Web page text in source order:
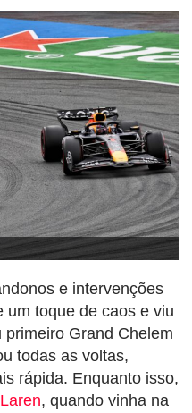
e intervenções
um toque de caos e viu
Grand Chelem
todas as voltas,
rápida. Enquanto isso,
, quando vinha na